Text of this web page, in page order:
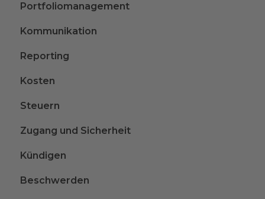
Portfoliomanagement
Kommunikation
Reporting
Kosten
Steuern
Zugang und Sicherheit
Kündigen
Beschwerden